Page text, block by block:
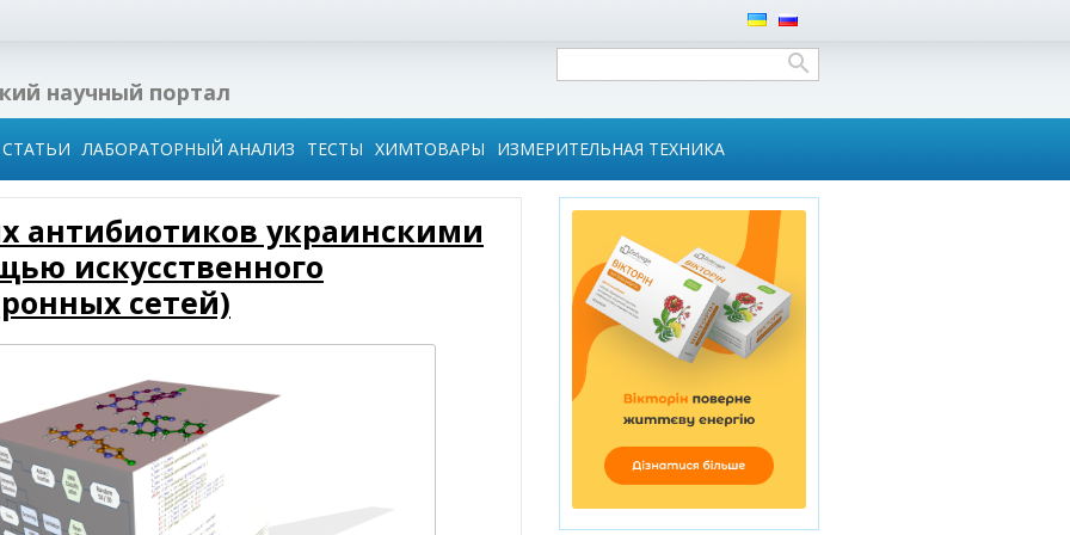
научный портал
СТАТЬИ ЛАБОРАТОРНЫЙ АНАЛИЗ ТЕСТЫ
в
ХИМТОВАРЫ ИЗМЕРИТЕЛЬНАЯ ТЕХНИКА
антибиотиков украинскими
искусственного
сетей)